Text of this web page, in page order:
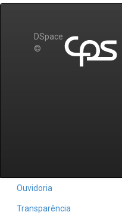
DSpace
©
Ouvidoria
Transparência